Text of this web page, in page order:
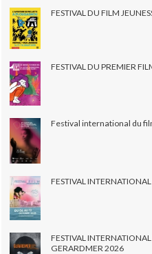
FESTIVAL DU FILM
FESTIVAL DU PREMIER
Festival international du
FESTIVAL
FESTIVAL
GERARDMER 2026